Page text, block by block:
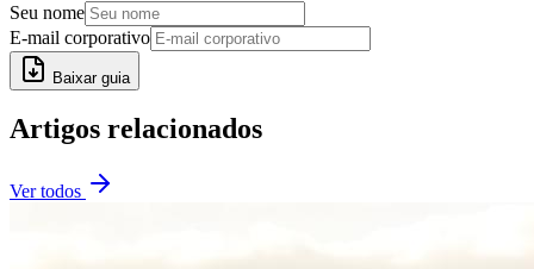
Seu nome
E-mail corporativo
Baixar guia
Artigos relacionados
Ver todos